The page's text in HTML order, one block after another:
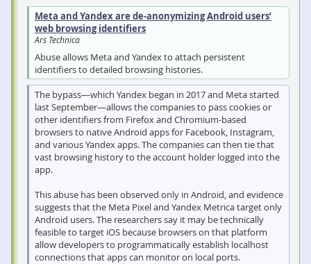
Meta and Yandex are de-anonymizing Android users’
web browsing identifiers
Ars Technica
Abuse allows Meta and Yandex to attach persistent
identifiers to detailed browsing histories.
The bypass—which Yandex began in 2017 and Meta started
last September—allows the companies to pass cookies or
other identifiers from Firefox and Chromium-based
browsers to native Android apps for Facebook, Instagram,
and various Yandex apps. The companies can then tie that
vast browsing history to the account holder logged into the
app.
This abuse has been observed only in Android, and evidence
suggests that the Meta Pixel and Yandex Metrica target only
Android users. The researchers say it may be technically
feasible to target iOS because browsers on that platform
allow developers to programmatically establish localhost
connections that apps can monitor on local ports.